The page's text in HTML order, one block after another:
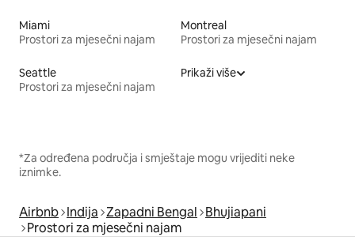
Miami
Prostori za mjesečni najam
Montreal
Prostori za mjesečni najam
Seattle
Prostori za mjesečni najam
Prikaži više
*Za određena područja i smještaje mogu vrijediti neke
iznimke.
Airbnb Indija Zapadni Bengal Bhujiapani
Prostori za mjesečni najam